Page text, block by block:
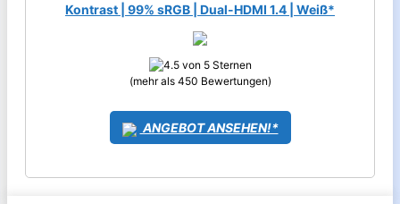
Kontrast | 99% sRGB | Dual-HDMI 1.4 | Weiß*
(mehr als 450 Bewertungen)
ANGEBOT ANSEHEN!*